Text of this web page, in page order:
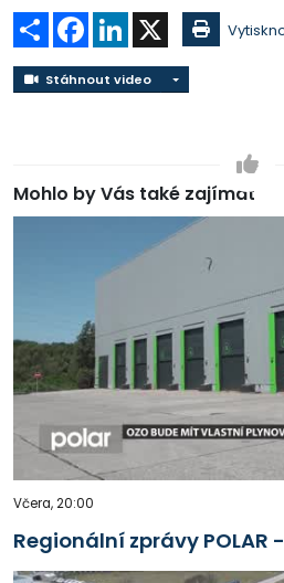
Sdílet Facebook
LinkedIn
Stáhnout video Stáhnout video
Mohlo by Vás také zajímat
Včera, 20:00
Regionální zprávy